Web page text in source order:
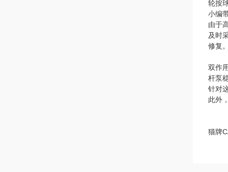
轮按
小编
由于
及时
修复
双作
杆泵
针对
此外
猫牌